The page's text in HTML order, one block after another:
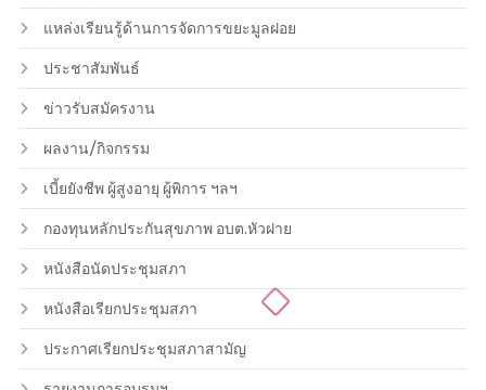
แหล่งเรียนรู้ด้านการจัดการขยะมูลฝอย
ประชาสัมพันธ์
ข่าวรับสมัครงาน
ผลงาน/กิจกรรม
เบี้ยยังชีพ ผู้สูงอายุ ผู้พิการ ฯลฯ
กองทุนหลักประกันสุขภาพ อบต.หัวฝาย
หนังสือนัดประชุมสภา
หนังสือเรียกประชุมสภา
ประกาศเรียกประชุมสภาสามัญ